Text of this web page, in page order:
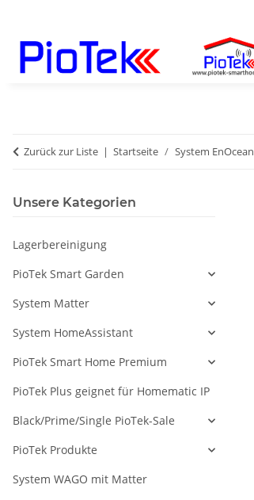
Zurück zur Liste Startseite System EnOcean
Unsere Kategorien
Lagerbereinigung
PioTek Smart Garden
System Matter
System HomeAssistant
PioTek Smart Home Premium
PioTek Plus geignet für Homematic IP
Black/Prime/Single PioTek-Sale
PioTek Produkte
System WAGO mit Matter